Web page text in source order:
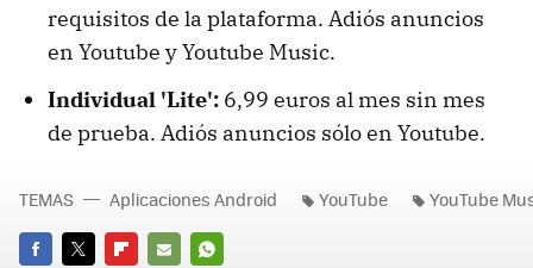
requisitos de la plataforma. Adiós anuncios
en Youtube y Youtube Music.
Individual 'Lite': 6,99 euros al mes sin mes
de prueba. Adiós anuncios sólo en Youtube.
TEMAS Aplicaciones Android YouTube YouTube